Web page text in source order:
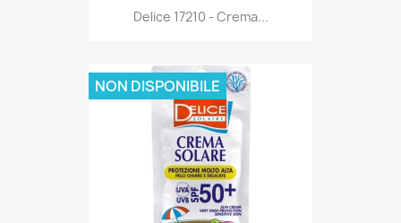
 Anteprima
Delice 17210 - Crema...
NON DISPONIBILE